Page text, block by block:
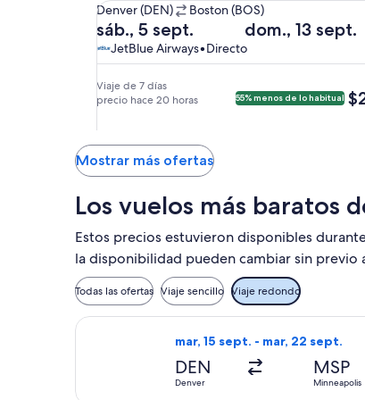
De
Denver
(DEN)
a
Boston
(BOS).
Denver (DEN) Boston (BOS)
Salida
el
sáb.,
5
sept.
11:37
p. m.
Denver
y
llegada
dom.,
6
sáb., 5 sept.
Regreso
el
dom.,
sept.
de
Boston
y
llegada
las
11:33
a
Denver.
dom., 13 sept.
JetBlue
Airways,
vuelo
directo
JetBlue Airways•Directo
JetBlue
Airways
Viaje de 7 días
precio hace 20 horas
55% menos de lo habitual
Mostrar más ofertas
Los vuelos más baratos
Estos precios estuvieron disponibles
la disponibilidad pueden cambiar sin previo
Todas las ofertas Viaje sencillo Viaje redondo
mar, 15 sept. - mar, 22 sept.
DEN
Denver
MSP
Minneapolis
Seleccionar vuelo de